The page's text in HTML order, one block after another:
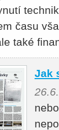
času
také
Jak